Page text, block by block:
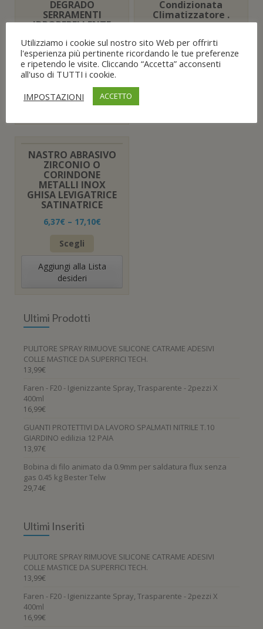
DEGRADO
SERRAMENTI
IDROREPELLENTE
9,41€
Aggiungi al carrello
Aggiungi alla Lista
Condizionata
Climatizzatore .
Aggiungi al carrello
NASTRO ABRASIVO
ZIRCONIO O
CORINDONE
METALLI INOX
GHISA LEVIGATRICE
SATINATRICE
6,37€ – 17,10€
Scegli
più
nella
prodotto
Aggiungi alla Lista
desideri
Ultimi Prodotti
PULITORE SPRAY RIMUOVE SILICONE CATRAME ADESIVI
COLLE MASTICE DA SUPERFICI TECH.
13,99€
Faren - F20 - Igienizzante Spray, Trasparente - 2pezzi X
400ml
16,99€
GUANTI PROTETTIVI DA LAVORO SPALMATI NITRILE T.10
GIARDINO edilizia 12 PAIA
13,97€
Bobina di filo animato da 0.9mm per saldatura flux senza
gas 0.45 kg Bester Telw
29,74€
Ultimi Inseriti
PULITORE SPRAY RIMUOVE SILICONE CATRAME ADESIVI
COLLE MASTICE DA SUPERFICI TECH.
13,99€
Faren - F20 - Igienizzante Spray, Trasparente - 2pezzi X
400ml
16,99€
Utilizziamo i cookie sul nostro sito Web per offrirti
l'esperienza più pertinente ricordando le tue preferenze
e ripetendo le visite. Cliccando “Accetta” acconsenti
all'uso di TUTTI i cookie.
IMPOSTAZIONI
ACCETTO